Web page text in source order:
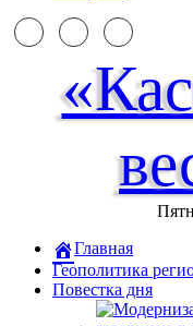
Главная
Геополитика
Повестка дня